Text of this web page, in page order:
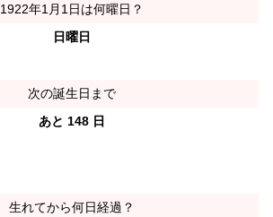
1922年1月1日は何曜日？
日曜日
次の誕生日まで
あと 148 日
生れてから何日経過？